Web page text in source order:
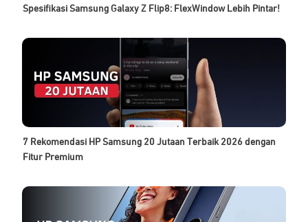
Spesifikasi Samsung Galaxy Z Flip8: FlexWindow Lebih Pintar!
7 Rekomendasi HP Samsung 20 Jutaan Terbaik 2026 dengan
Fitur Premium